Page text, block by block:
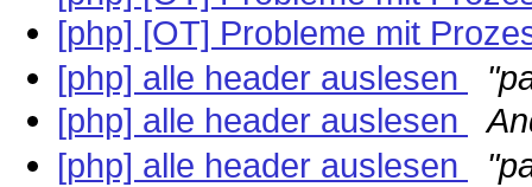
[php] [OT] Probleme mit
[php] alle header auslesen
[php] alle header auslesen
[php] alle header auslesen